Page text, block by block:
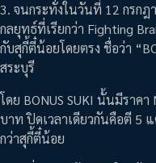
3. จนกระทั่งในวันที่ 12 กรกฎ
กลยุทธ์ที่เรียกว่า Fighting
กับสุกี้ตี๋น้อยโดยตรง ชื่อว่า
สระบุรี
โดย BONUS SUKI นั้นมีราค
บาท ปิดเวลาเดียวกันคือตี 5
กว่าสุกี้ตี๋น้อย